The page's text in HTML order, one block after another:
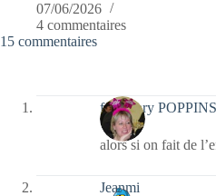
07/06/2026
4 commentaires
15 commentaires
fabymary POPPINS
alors si on fait de
Jeanmi